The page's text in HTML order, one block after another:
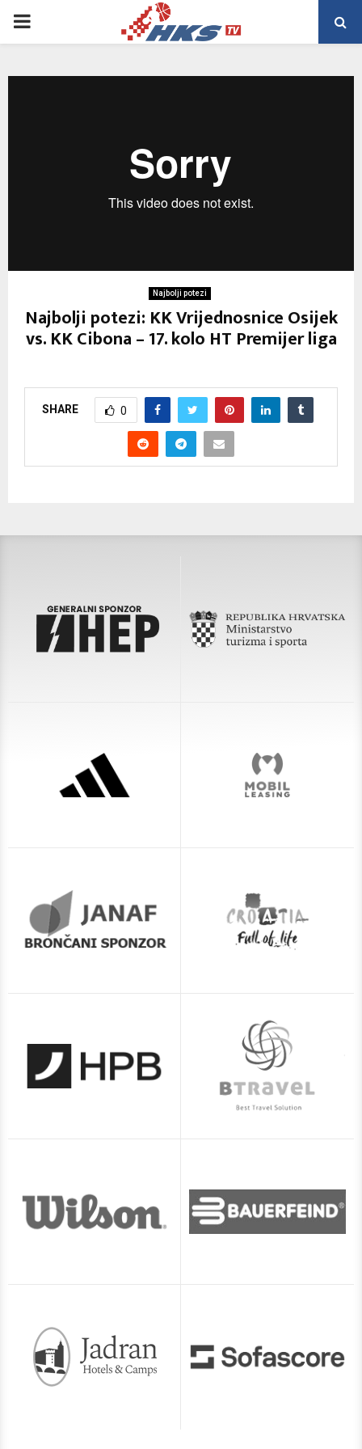
PRIMARY
Najbolji potezi
Najbolji potezi: KK Vrijednosnice Osijek
vs. KK Cibona – 17. kolo HT Premijer liga
SHARE 0